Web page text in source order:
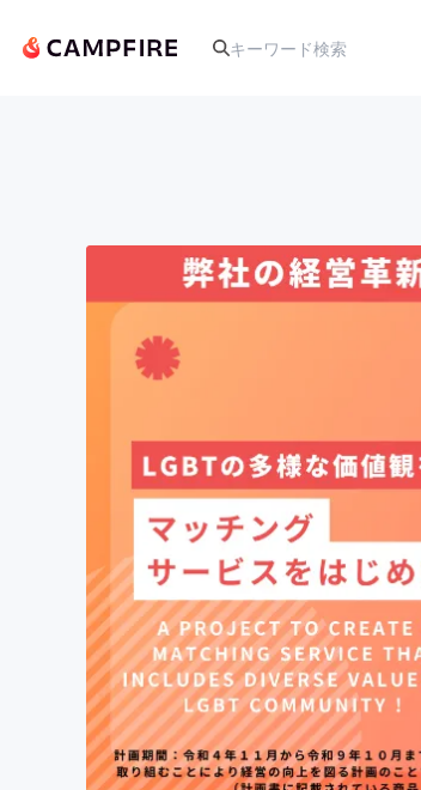
アート・写真
ビジネス・起業
まちづくり・地域活性化